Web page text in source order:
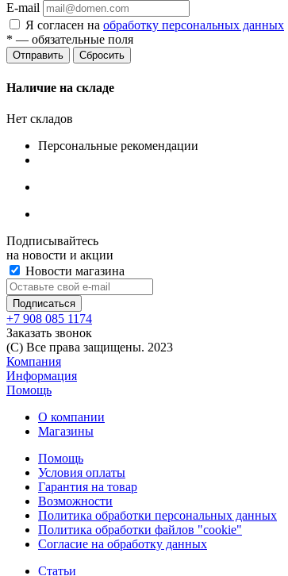
E-mail
Я согласен на обработку персональных данных
* — обязательные поля
Сбросить
Наличие на складе
Нет складов
Персональные рекомендации
Подписывайтесь
на новости и акции
Новости магазина
+7 908 085 1174
Заказать звонок
(C) Все права защищены. 2023
Компания
Информация
Помощь
О компании
Магазины
Помощь
Условия оплаты
Гарантия на товар
Возможности
Политика обработки персональных данных
Политика обработки файлов "cookie"
Согласие на обработку данных
Статьи